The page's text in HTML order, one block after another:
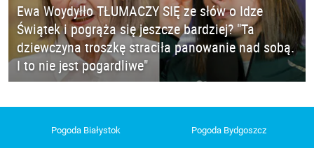
Ewa Woydyłło TŁUMACZY SIĘ ze słów o Idze
Świątek i pogrąża się jeszcze bardziej? "Ta
dziewczyna troszkę straciła panowanie nad sobą.
I to nie jest pogardliwe"
Pogoda Białystok Pogoda Bydgoszcz